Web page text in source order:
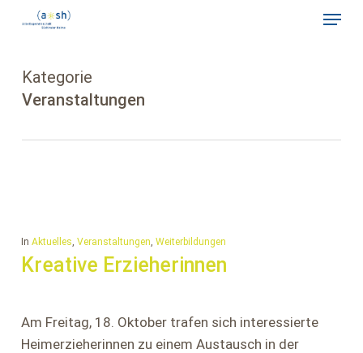
content
Menu
Kategorie
Veranstaltungen
In Aktuelles, Veranstaltungen, Weiterbildungen
Kreative Erzieherinnen
Am Freitag, 18. Oktober trafen sich interessierte
Heimerzieherinnen zu einem Austausch in der